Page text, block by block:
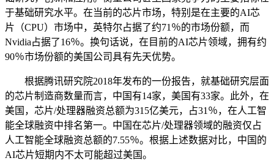
于基础研究水平。在当前的芯片市场，特别是在主要的AI芯
片（CPU）市场中，英特尔占据了约71％的市场份额，而
Nvidia占据了16％。换句话说，在目前的AI芯片领域，拥有约
90％市场份额的美国公司具有先天优势。
根据腾讯研究院2018年发布的一份报告，就基础研究层面
的芯片制造商数量而言，中国有14家，美国有33家。此外，在
美国，芯片/处理器融资总额为315亿美元，占31％，在人工智
能全球融资中排名第一。中国在芯片/处理器领域的融资仅占
人工智能全球融资总额的7.55％。根据上述数据对比，中国的
AI芯片短期内不太可能超过美国。